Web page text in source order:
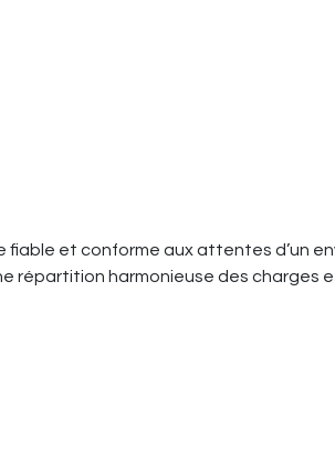
fiable et conforme aux attentes d’un
répartition harmonieuse des charges